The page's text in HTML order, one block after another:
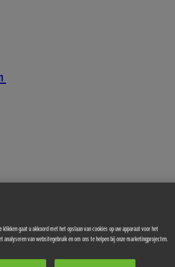
klikken gaat u akkoord met het opslaan van cookies op uw apparaat voor het
analyseren van websitegebruik en om ons te helpen bij onze marketingprojecten.